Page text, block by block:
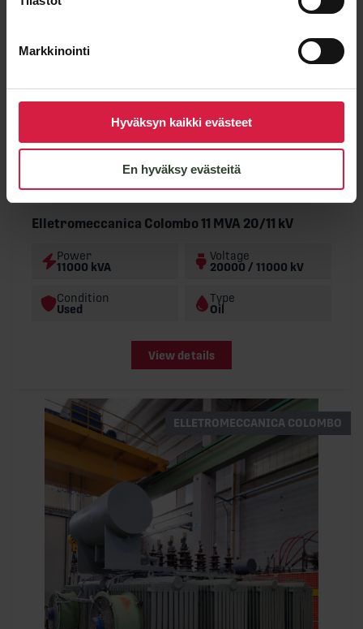
Markkinointi
Hyväksyn kaikki evästeet
En hyväksy evästeitä
Elletromeccanica Colombo 11 MVA 20/11 kV
Power
11000 kVA
Voltage
20000 / 11000 kV
Condition
Used
Type
Oil
View details
ELLETROMECCANICA COLOMBO